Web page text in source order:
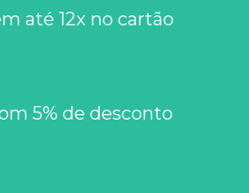
até 12x no cartão
5% de desconto